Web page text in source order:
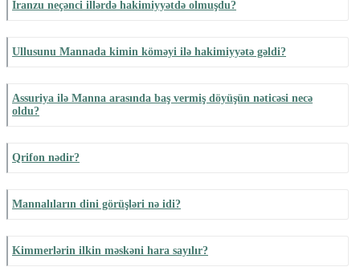
İranzu neçənci illərdə hakimiyyətdə olmuşdu?
Ullusunu Mannada kimin köməyi ilə hakimiyyətə gəldi?
Assuriya ilə Manna arasında baş vermiş döyüşün nəticəsi necə
oldu?
Qrifon nədir?
Mannalıların dini görüşləri nə idi?
Kimmerlərin ilkin məskəni hara sayılır?